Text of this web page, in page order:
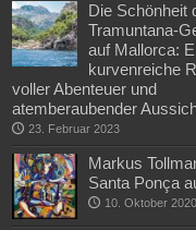
Die Schönheit
Tramuntana-
auf Mallorca:
kurvenreiche
voller Abenteuer und
atemberaubender
23. Februar 2023
Markus
Santa Ponça
10. Oktober 2020